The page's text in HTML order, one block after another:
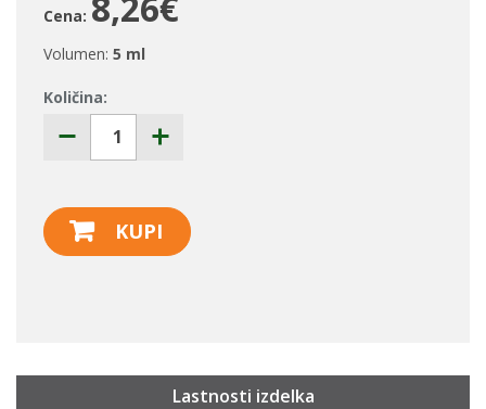
Cena:
Volumen: 5 ml
Količina:
KUPI
Lastnosti izdelka